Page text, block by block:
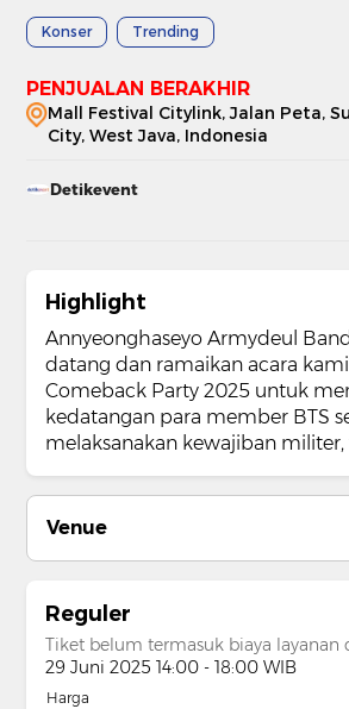
Konser Trending
PENJUALAN BERAKHIR
Mall Festival Citylink, Jalan Peta,
City, West Java, Indonesia
Detikevent
Highlight
Annyeonghaseyo Armydeul
datang dan ramaikan acara
Comeback Party 2025 untuk
kedatangan para member BTS
melaksanakan kewajiban
Venue
Reguler
Tiket belum termasuk biaya layanan
29 Juni 2025 14:00 - 18:00 WIB
Harga